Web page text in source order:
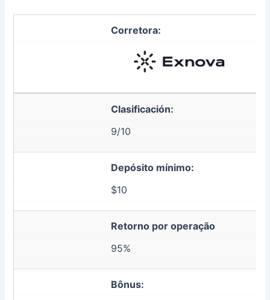
Corretora:
Clasificación:
9/10
Depósito mínimo:
$10
Retorno por operação
95%
Bônus: